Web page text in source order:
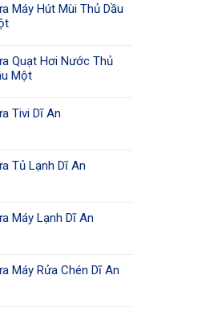
Máy Hút Mùi Thủ Dầu
Quạt Hơi Nước Thủ
Một
Tivi Dĩ An
Tủ Lạnh Dĩ An
Máy Lạnh Dĩ An
Máy Rửa Chén Dĩ An